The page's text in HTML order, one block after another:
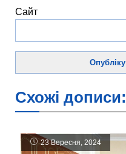
Сайт
Схожі дописи:
23 Вересня, 2024